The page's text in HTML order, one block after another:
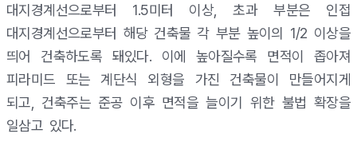
대지경계선으로부터 1.5미터 이상, 초과 부분은 인접
대지경계선으로부터 해당 건축물 각 부분 높이의 1/2 이상을
띄어 건축하도록 돼있다. 이에 높아질수록 면적이 좁아져
피라미드 또는 계단식 외형을 가진 건축물이 만들어지게
되고, 건축주는 준공 이후 면적을 늘이기 위한 불법 확장을
일삼고 있다.